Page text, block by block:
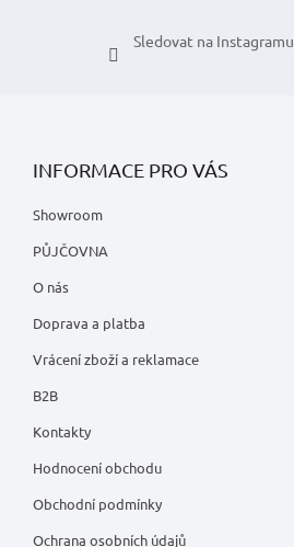
Sledovat na Instagramu
INFORMACE PRO VÁS
Showroom
PŮJČOVNA
O nás
Doprava a platba
Vrácení zboží a reklamace
B2B
Kontakty
Hodnocení obchodu
Obchodní podmínky
Ochrana osobních údajů